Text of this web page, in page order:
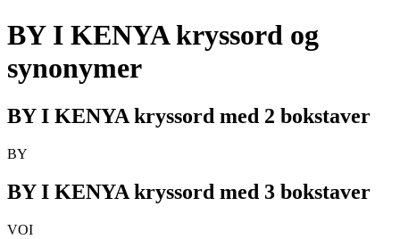
BY I KENYA kryssord og
synonymer
BY I KENYA kryssord med 2 bokstaver
BY
BY I KENYA kryssord med 3 bokstaver
VOI